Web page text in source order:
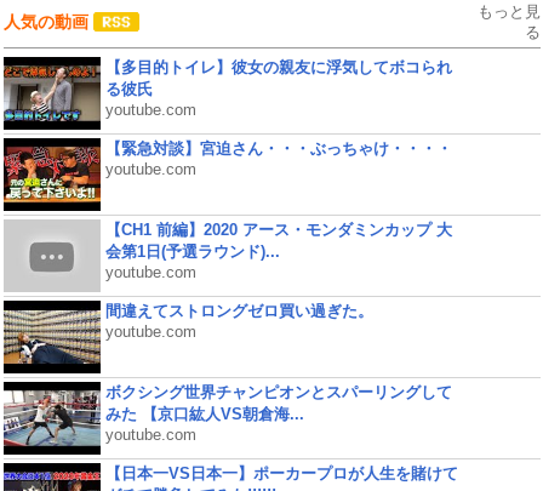
人気の動画
もっと見
る
【多目的トイレ】彼女の親友に浮気してボコられ
る彼氏
youtube.com
【緊急対談】宮迫さん・・・ぶっちゃけ・・・・
youtube.com
【CH1 前編】2020 アース・モンダミンカップ 大
会第1日(予選ラウンド)...
youtube.com
間違えてストロングゼロ買い過ぎた。
youtube.com
ボクシング世界チャンピオンとスパーリングして
みた 【京口紘人VS朝倉海...
youtube.com
【日本一VS日本一】ポーカープロが人生を賭けて